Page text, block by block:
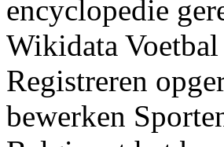
encyclopedie
Wikidata
Registreren
bewerken